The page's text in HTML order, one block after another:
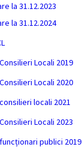
la 31.12.2023
la 31.12.2024
Locali 2019
Locali 2020
locali 2021
Locali 2023
publici 2019